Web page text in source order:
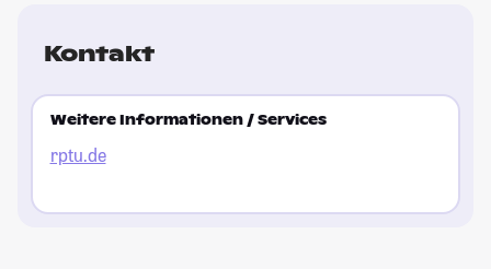
Kontakt
Weitere Informationen / Services
rptu.de